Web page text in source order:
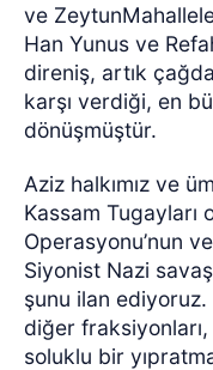
ve
Han Yunus ve
direniş, artık
karşı verdiği, en
dönüşmüştür.
Aziz halkımız ve
Kassam Tugayları
Operasyonu’nun
Siyonist Nazi
şunu ilan
diğer
soluklu bir